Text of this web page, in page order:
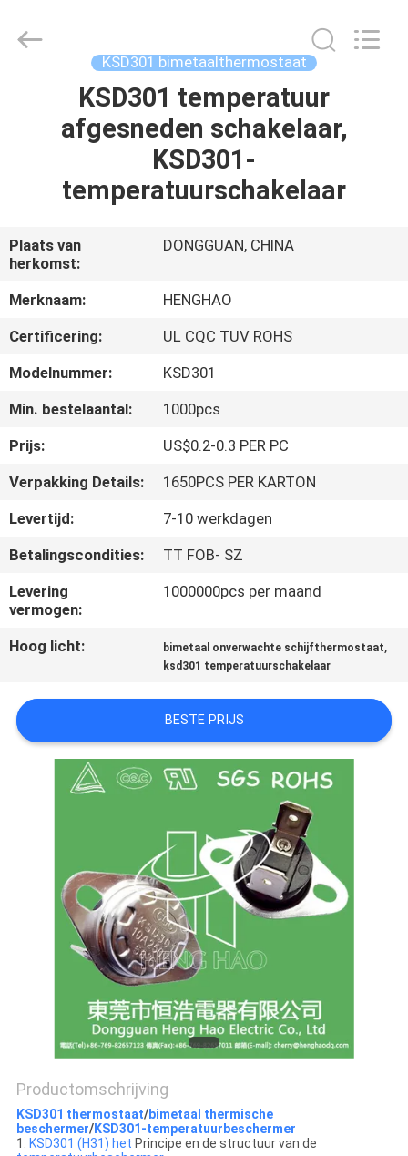
SHOW
OVER
ONS
KWALITEITSCONTROLE
CONTACTEER
NIEUWS
ALLE
SITEMAP
PRIVACY
KSD301 bimetaalthermostaat
KSD301 temperatuur
afgesneden schakelaar,
KSD301-
temperatuurschakelaar
Plaats van
herkomst:
DONGGUAN, CHINA
Merknaam:
HENGHAO
Certificering:
UL CQC TUV ROHS
Modelnummer:
KSD301
Min. bestelaantal:
1000pcs
Prijs:
US$0.2-0.3 PER PC
Verpakking Details:
1650PCS PER KARTON
Levertijd:
7-10 werkdagen
Betalingscondities:
TT FOB- SZ
Levering
vermogen:
1000000pcs per maand
Hoog licht: bimetaal onverwachte schijfthermostaat,
ksd301 temperatuurschakelaar
BESTE PRIJS
Productomschrijving
KSD301 thermostaat/bimetaal thermische
beschermer/KSD301-temperatuurbeschermer
1. KSD301 (H31) het Principe en de structuur van de